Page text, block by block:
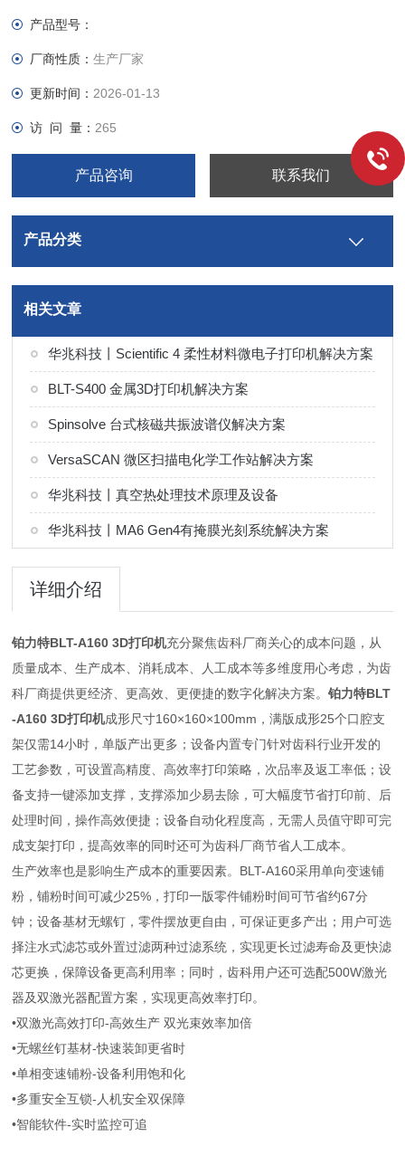
键操作，高效量产钴铬合金牙冠、钛合金
支架等。适配钛合金、钴铬合金，获
CE、FDA认证，航天级品质助力齿科降
产品型号：
厂商性质：生产厂家
更新时间： 2026-01-13
访 问 量： 265
产品咨询 联系我们
产品分类
相关文章
华兆科技丨Scientific 4 柔性材料微电子打印机解决方案
BLT-S400 金属3D打印机解决方案
Spinsolve 台式核磁共振波谱仪解决方案
VersaSCAN 微区扫描电化学工作站解决方案
华兆科技丨真空热处理技术原理及设备
华兆科技丨MA6 Gen4有掩膜光刻系统解决方案
详细介绍
铂力特BLT-A160 3D打印机充分聚焦齿科厂商关心的成本问题，从
质量成本、生产成本、消耗成本、人工成本等多维度用心考虑，为齿
科厂商提供更经济、更高效、更便捷的数字化解决方案。铂力特BLT
-A160 3D打印机成形尺寸160×160×100mm，满版成形25个口腔支
架仅需14小时，单版产出更多；设备内置专门针对齿科行业开发的
工艺参数，可设置高精度、高效率打印策略，次品率及返工率低；设
备支持一键添加支撑，支撑添加少易去除，可大幅度节省打印前、后
处理时间，操作高效便捷；设备自动化程度高，无需人员值守即可完
成支架打印，提高效率的同时还可为齿科厂商节省人工成本。
生产效率也是影响生产成本的重要因素。BLT-A160采用单向变速铺
粉，铺粉时间可减少25%，打印一版零件铺粉时间可节省约67分
钟；设备基材无螺钉，零件摆放更自由，可保证更多产出；用户可选
择注水式滤芯或外置过滤两种过滤系统，实现更长过滤寿命及更快滤
芯更换，保障设备更高利用率；同时，齿科用户还可选配500W激光
器及双激光器配置方案，实现更高效率打印。
•双激光高效打印-高效生产 双光束效率加倍
•无螺丝钉基材-快速装卸更省时
•单相变速铺粉-设备利用饱和化
•多重安全互锁-人机安全双保障
•智能软件-实时监控可追